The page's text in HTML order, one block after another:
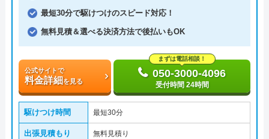
最短30分で駆けつけのスピード対応！
無料見積＆選べる決済方法で後払いもOK
公式サイトで
料金詳細を見る
まずは電話相談！
050-3000-4096
受付時間 24時間
駆けつけ時間 最短30分
出張見積もり 無料見積り